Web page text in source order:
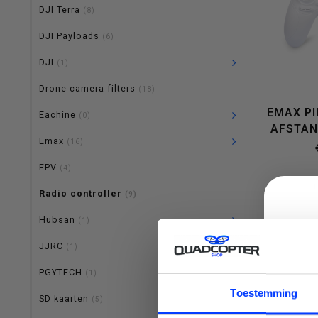
Toestemming
DJI Terra (8)
DJI Payloads (6)
DJI (1)
Drone camera filters (18)
Eachine (0)
Emax (16)
FPV (4)
Radio controller (9)
Hubsan (1)
JJRC (1)
PGYTECH (1)
SD kaarten (5)
EMAX